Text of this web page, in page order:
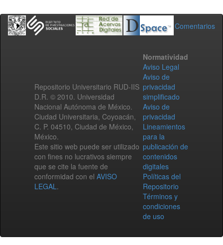
Comentarios
Repositorio Universitario RUD-IIS
D.R. © 2010. Universidad
Nacional Autónoma de México.
Ciudad Universitaria, Coyoacán,
C. P. 04510, Ciudad de México,
México.
Este sitio web puede ser utilizado
con fines no lucrativos siempre
que se cite la fuente de
conformidad con el AVISO
LEGAL.
Normatividad
Aviso Legal
Aviso de
privacidad
simplificado
Aviso de
privacidad
Lineamientos
para la
publicación de
contenidos
digitales
Políticas del
Repositorio
Términos y
condiciones
de uso